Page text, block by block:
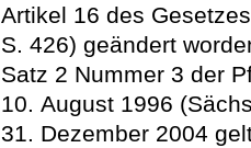
Artikel 16 des
S. 426) geändert
Satz 2 Nummer 3 der
10. August 1996
31. Dezember 2004